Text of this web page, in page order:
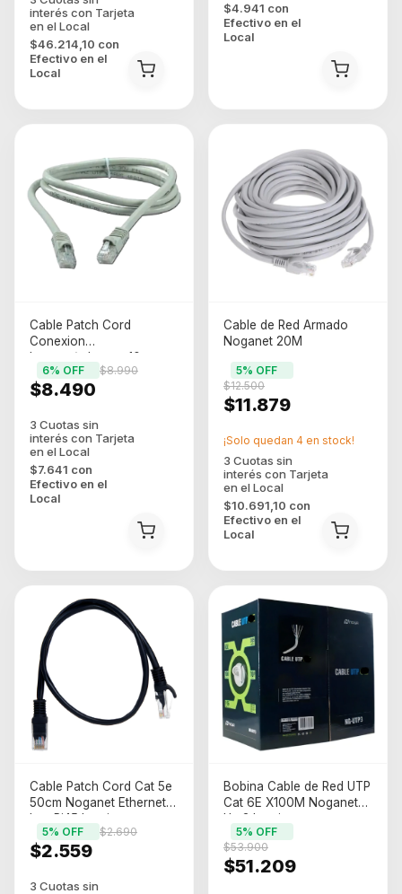
$46.214,10 con
Efectivo en el
Local
$4.941 con
Efectivo en el
Local
Cable Patch Cord
Conexion
Internet/ethernet 10mts
Cat6 Rj45
$8.490
$8.990
6% OFF
$7.641 con
Efectivo en el
Local
Cable de Red Armado
Noganet 20M
$11.879
$12.500
5% OFF
$10.691,10 con
Efectivo en el
Local
¡Solo quedan 4 en stock!
Cable Patch Cord Cat 5e
50cm Noganet Ethernet
Lan Rj45 Interior
$2.559
$2.690
5% OFF
Bobina Cable de Red UTP
Cat 6E X100M Noganet
Utp3 Interior
$51.209
$53.900
5% OFF